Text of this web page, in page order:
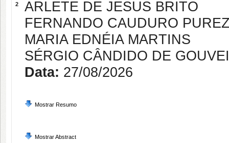
2
ARLETE DE JESUS BRITO
FERNANDO CAUDURO
MARIA EDNÉIA MARTINS
SÉRGIO CÂNDIDO DE
Data: 27/08/2026
Mostrar Resumo
Mostrar Abstract